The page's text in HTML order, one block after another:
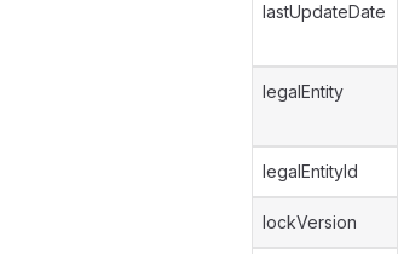
lastUpdateDate
legalEntity
legalEntityId
lockVersion